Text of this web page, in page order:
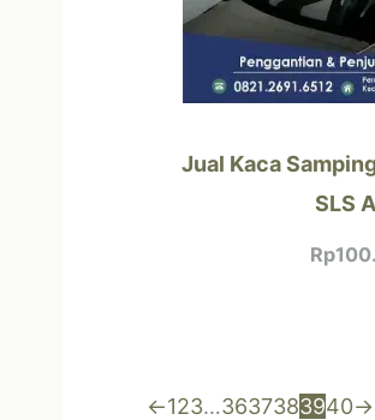
Jual Kaca
SLS
Rp
←123…3637383940→